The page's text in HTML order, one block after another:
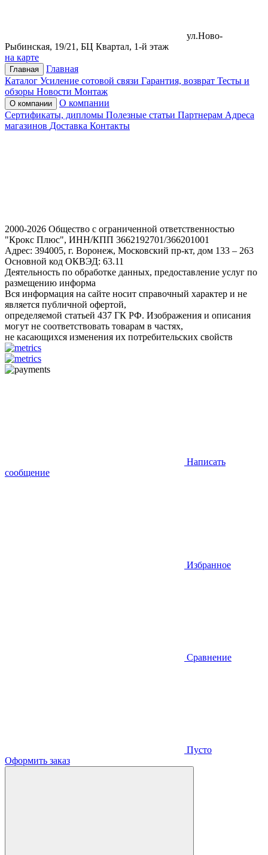
ул.Ново-
Рыбинская, 19/21, БЦ Квартал, 1-й этаж
на карте
Главная
Главная
Каталог Усиление сотовой связи Гарантия, возврат Тесты и
обзоры Новости Монтаж
О компании
О компании
Сертификаты, дипломы Полезные статьи Партнерам Адреса
магазинов Доставка Контакты
2000-2026 Общество с ограниченной ответственностью
"Крокс Плюс", ИНН/КПП 3662192701/366201001
Адрес: 394005, г. Воронеж, Московский пр-кт, дом 133 – 263
Основной код ОКВЭД: 63.11
Деятельность по обработке данных, предоставление услуг по
размещению информа
Вся информация на сайте носит справочный характер и не
является публичной офертой,
определяемой статьей 437 ГК РФ. Изображения и описания
могут не соответствовать товарам в частях,
не касающихся изменения их потребительских свойств
Написать
сообщение
Избранное
Сравнение
Пусто
Оформить заказ